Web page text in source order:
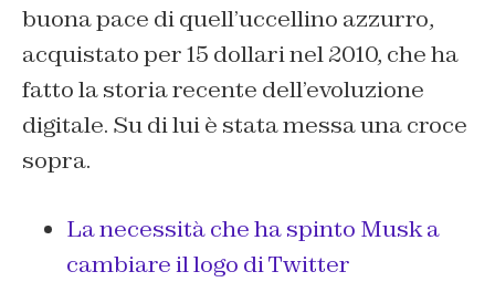
buona pace di quell’uccellino azzurro,
acquistato per 15 dollari nel 2010, che ha
fatto la storia recente dell’evoluzione
digitale. Su di lui è stata messa una croce
sopra.
La necessità che ha spinto Musk a
cambiare il logo di Twitter